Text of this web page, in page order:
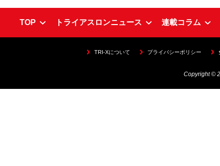
TOP トライアスロンニュース 連載コラム
TRI-Xについて プライバシーポリシー
Copyright ©